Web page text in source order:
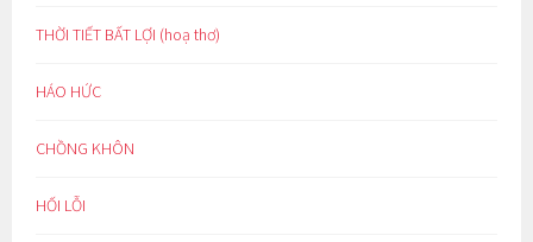
THỜI TIẾT BẤT LỢI (hoạ thơ)
HÁO HỨC
CHỒNG KHÔN
HỐI LỖI